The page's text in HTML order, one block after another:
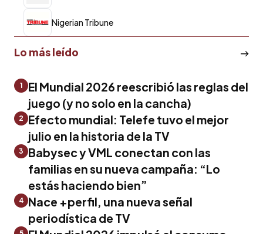
Nigerian Tribune
Lo más leído
1
El Mundial 2026 reescribió las reglas del
juego (y no solo en la cancha)
2
Efecto mundial: Telefe tuvo el mejor
julio en la historia de la TV
3
Babysec y VML conectan con las
familias en su nueva campaña: “Lo
estás haciendo bien”
4 Nace +perfil, una nueva señal
periodística de TV